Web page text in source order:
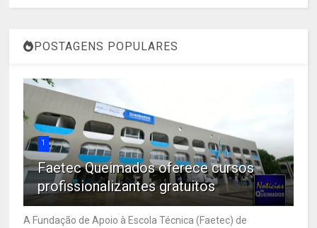
POSTAGENS POPULARES
1
Faetec Queimados oferece cursos
profissionalizantes gratuitos
A Fundação de Apoio à Escola Técnica (Faetec) de